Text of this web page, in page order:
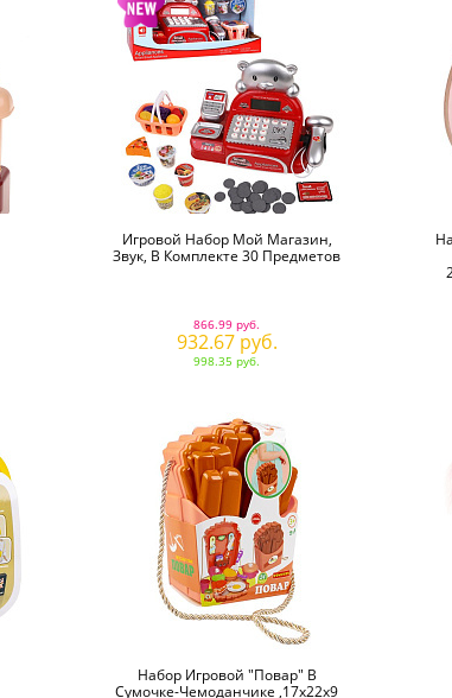
Игровой Набор Мой Магазин,
Звук, В Комплекте 30 Предметов
866.99 руб.
932.67 руб.
998.35 руб.
Набор Игровой "Повар" В
Сумочке-Чемоданчике ,17х22х9